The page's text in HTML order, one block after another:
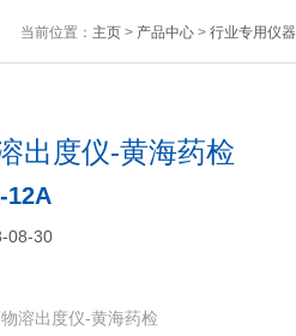
当前位置： 主页> 产品中心> 行业专用仪器
出度仪-黄海药检
12A
08-30
溶出度仪-黄海药检